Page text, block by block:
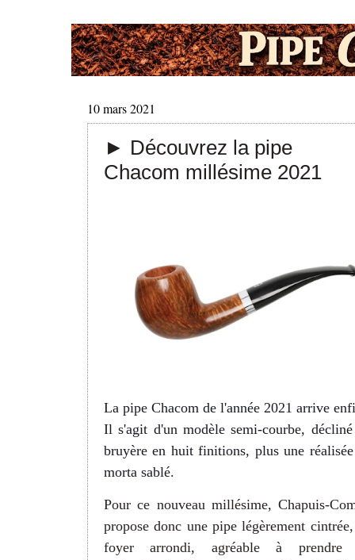
10 mars 2021
► Découvrez la pipe
Chacom millésime 2021
La pipe Chacom de l'année 2021 arrive
Il s'agit d'un modèle semi-courbe,
bruyère en huit finitions, plus une
morta sablé.
Pour ce nouveau millésime, Chapuis-
propose donc une pipe légèrement
foyer arrondi, agréable à prendre